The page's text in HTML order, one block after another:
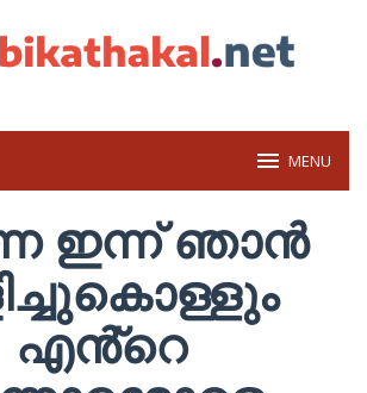
MENU
ഇന്ന് ഞാൻ
എൻ്റെ